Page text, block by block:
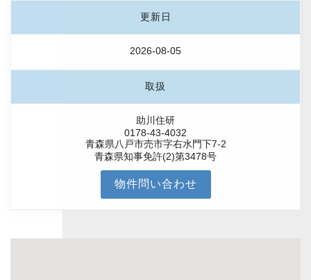
更新日
2026-08-05
取扱
助川住研
0178-43-4032
青森県八戸市売市字右水門下7-2
青森県知事免許(2)第3478号
物件問い合わせ